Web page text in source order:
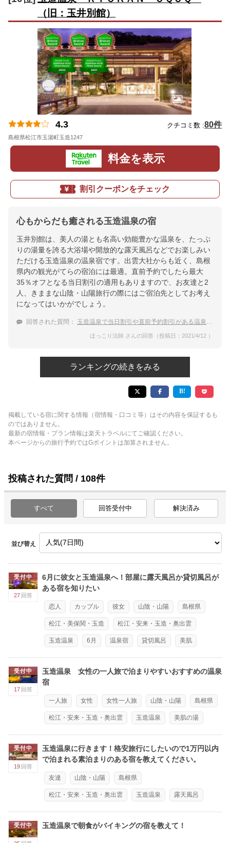
（旧：玉井別館）
4.3 クチコミ数 :80件
島根県松江市玉湯町玉造1247
料金を表示
割引クーポンをチェック
心もからだも癒される玉造温泉の宿
玉井別館は、美人の湯とも名高い効能豊かな温泉を、たっぷ
りの湯量を誇る大浴場や開放的な露天風呂などでお楽しみい
ただける玉造温泉の温泉宿です。出雲大社からも近く、島根
県内の観光がてらの宿泊には最適。直前予約でしたら最大
35％オフとなる当日割引の適用もありますので、お友達と2
人、きままな山陰・山陽旅行の際にはご宿泊先としてお考え
になってはいかがでしょう。
回答された質問： 玉造温泉で当日割引や直前予約割引がある温泉宿を教えてください
ほっこり法師 さんの回答（投稿日：2021/4/12 ）
ランキングの続きをみる
掲載している宿に関する情報（宿情報・口コミ等）はその内容を保証するも
のではありません。
最新の宿情報・プラン情報は楽天トラベルにてご確認ください。
本ページからの旅行予約ではGポイントは加算されません。
投稿された質問 / 108件
すべて 回答受付中 解決済み
並び替え
受付中
27 回答
6月に彼女と玉造温泉へ！部屋に露天風呂か貸切風呂が
ある宿を知りたい
恋人 カップル 彼女 山陰・山陽 島根県
松江・美保関・玉造 松江・安来・玉造・奥出雲
玉造温泉 6月 温泉宿 貸切風呂 美肌
受付中
17 回答
玉造温泉 女性の一人旅で泊まりやすいおすすめの温泉
宿
一人旅 女性 女性一人旅 山陰・山陽 島根県
松江・安来・玉造・奥出雲 玉造温泉 美肌の湯
受付中
19 回答
玉造温泉に行きます！格安旅行にしたいので1万円以内
で泊まれる素泊まりのある宿を教えてください。
友達 山陰・山陽 島根県
松江・安来・玉造・奥出雲 玉造温泉 露天風呂
受付中 玉造温泉で朝食がバイキングの宿を教えて！